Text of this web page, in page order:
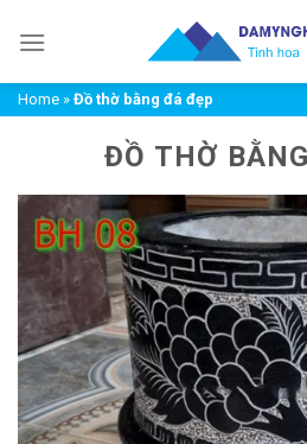
đến
dungHome » Đồ thờ bằng đá đẹp
ĐỒ THỜ